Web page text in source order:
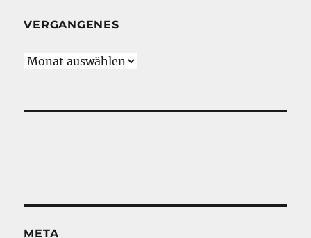
VERGANGENES
Vergangenes
META